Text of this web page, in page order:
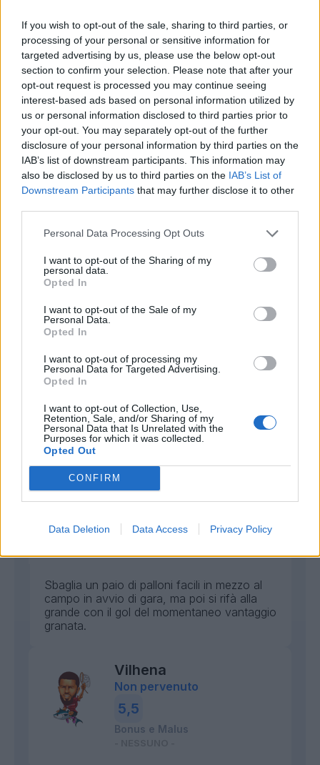
If you wish to opt-out of the sale, sharing to third parties, or
processing of your personal or sensitive information for
targeted advertising by us, please use the below opt-out
section to confirm your selection. Please note that after your
opt-out request is processed you may continue seeing
interest-based ads based on personal information utilized by
us or personal information disclosed to third parties prior to
your opt-out. You may separately opt-out of the further
disclosure of your personal information by third parties on the
IAB’s list of downstream participants. This information may
also be disclosed by us to third parties on the IAB’s List of
Downstream Participants that may further disclose it to other
Personal Data Processing Opt Outs
I want to opt-out of the Sharing of my
personal data.
Opted In
I want to opt-out of the Sale of my
Personal Data.
Opted In
I want to opt-out of processing my
Personal Data for Targeted Advertising.
Opted In
I want to opt-out of Collection, Use,
Retention, Sale, and/or Sharing of my
Personal Data that Is Unrelated with the
Purposes for which it was collected.
Opted Out
CONFIRM
Data Deletion Data Access Privacy Policy
Bene in entrambi le fasi di gioco, si fa
sempre trovare pronto quando viene
chiamato in causa.
Bronn
Adatto
6
Bonus e Malus
- NESSUNO -
Bravo nel gioco aereo, non va mai in
attaccanti avversari.
6,5
manda in confusione la difesa avversaria.
Splendido l'assist per il momentaneo 2-1.
Coulibaly L.
Coraggioso
6,5
Bonus e Malus
Sbaglia un paio di palloni facili in mezzo al
campo in avvio di gara, ma poi si rifà alla
grande con il gol del momentaneo vantaggio
granata.
Vilhena
Non pervenuto
5,5
Bonus e Malus